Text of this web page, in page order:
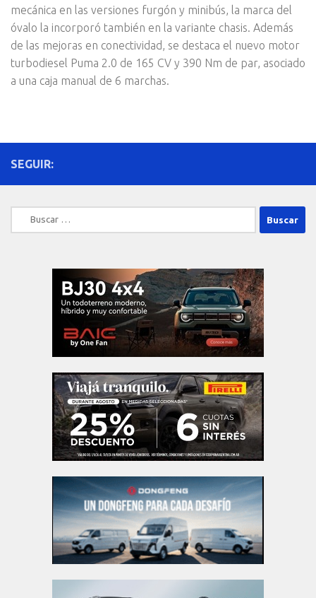
mecánica en las versiones furgón y minibús, la marca del
óvalo la incorporó también en la variante chasis. Además
de las mejoras en conectividad, se destaca el nuevo motor
turbodiesel Puma 2.0 de 165 CV y 390 Nm de par, asociado
a una caja manual de 6 marchas.
SEGUIR:
Buscar: